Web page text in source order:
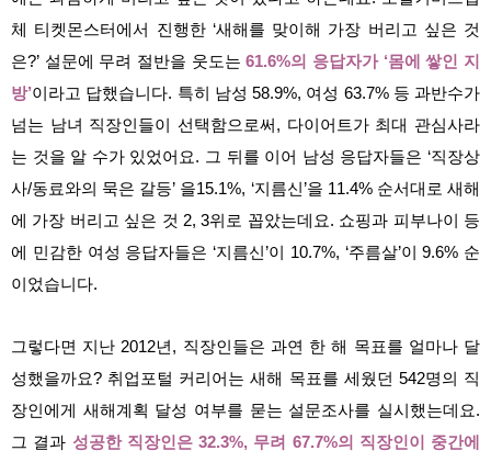
체 티켓몬스터에서 진행한 ‘새해를 맞이해 가장 버리고 싶은 것
은?’ 설문에 무려 절반을 웃도는61.6%의 응답자가 ‘몸에 쌓인 지
방’이라고 답했습니다. 특히 남성 58.9%, 여성 63.7% 등 과반수가
넘는 남녀 직장인들이 선택함으로써, 다이어트가 최대 관심사라
는 것을 알 수가 있었어요. 그 뒤를 이어 남성 응답자들은 ‘직장상
사/동료와의 묵은 갈등’ 을15.1%, ‘지름신’을 11.4% 순서대로 새해
에 가장 버리고 싶은 것 2, 3위로 꼽았는데요. 쇼핑과 피부나이 등
에 민감한 여성 응답자들은 ‘지름신’이 10.7%, ‘주름살’이 9.6% 순
이었습니다.
그렇다면 지난 2012년, 직장인들은 과연 한 해 목표를 얼마나 달
성했을까요? 취업포털 커리어는 새해 목표를 세웠던 542명의 직
장인에게 새해계획 달성 여부를 묻는 설문조사를 실시했는데요.
그 결과 성공한 직장인은 32.3%, 무려 67.7%의 직장인이 중간에